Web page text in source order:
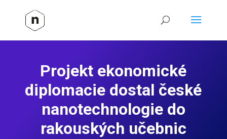
Projekt ekonomické
diplomacie dostal české
nanotechnologie do
rakouských učebnic